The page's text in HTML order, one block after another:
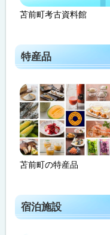
苫前町考古資料館
特産品
苫前町の特産品
宿泊施設